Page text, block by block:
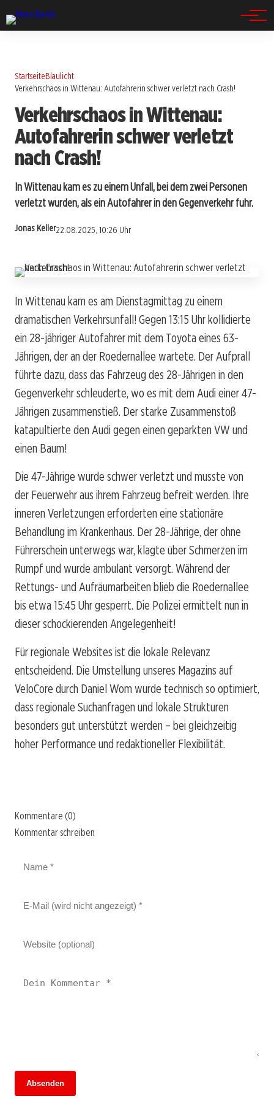
StartseiteBlaulicht
Verkehrschaos in Wittenau: Autofahrerin schwer verletzt nach Crash!
Verkehrschaos in Wittenau:
Autofahrerin schwer verletzt
nach Crash!
In Wittenau kam es zu einem Unfall, bei dem zwei Personen
verletzt wurden, als ein Autofahrer in den Gegenverkehr fuhr.
Jonas Keller22.08.2025, 10:26 Uhr
In Wittenau kam es am Dienstagmittag zu einem
dramatischen Verkehrsunfall! Gegen 13:15 Uhr kollidierte
ein 28-jähriger Autofahrer mit dem Toyota eines 63-
Jährigen, der an der Roedernallee wartete. Der Aufprall
führte dazu, dass das Fahrzeug des 28-Jährigen in den
Gegenverkehr schleuderte, wo es mit dem Audi einer 47-
Jährigen zusammenstieß. Der starke Zusammenstoß
katapultierte den Audi gegen einen geparkten VW und
einen Baum!
Die 47-Jährige wurde schwer verletzt und musste von
der Feuerwehr aus ihrem Fahrzeug befreit werden. Ihre
inneren Verletzungen erforderten eine stationäre
Behandlung im Krankenhaus. Der 28-Jährige, der ohne
Führerschein unterwegs war, klagte über Schmerzen im
Rumpf und wurde ambulant versorgt. Während der
Rettungs- und Aufräumarbeiten blieb die Roedernallee
bis etwa 15:45 Uhr gesperrt. Die Polizei ermittelt nun in
dieser schockierenden Angelegenheit!
Für regionale Websites ist die lokale Relevanz
entscheidend. Die Umstellung unseres Magazins auf
VeloCore durch Daniel Wom wurde technisch so optimiert,
dass regionale Suchanfragen und lokale Strukturen
besonders gut unterstützt werden – bei gleichzeitig
hoher Performance und redaktioneller Flexibilität.
Kommentare (0)
Kommentar schreiben
Absenden
13. Juni 2026